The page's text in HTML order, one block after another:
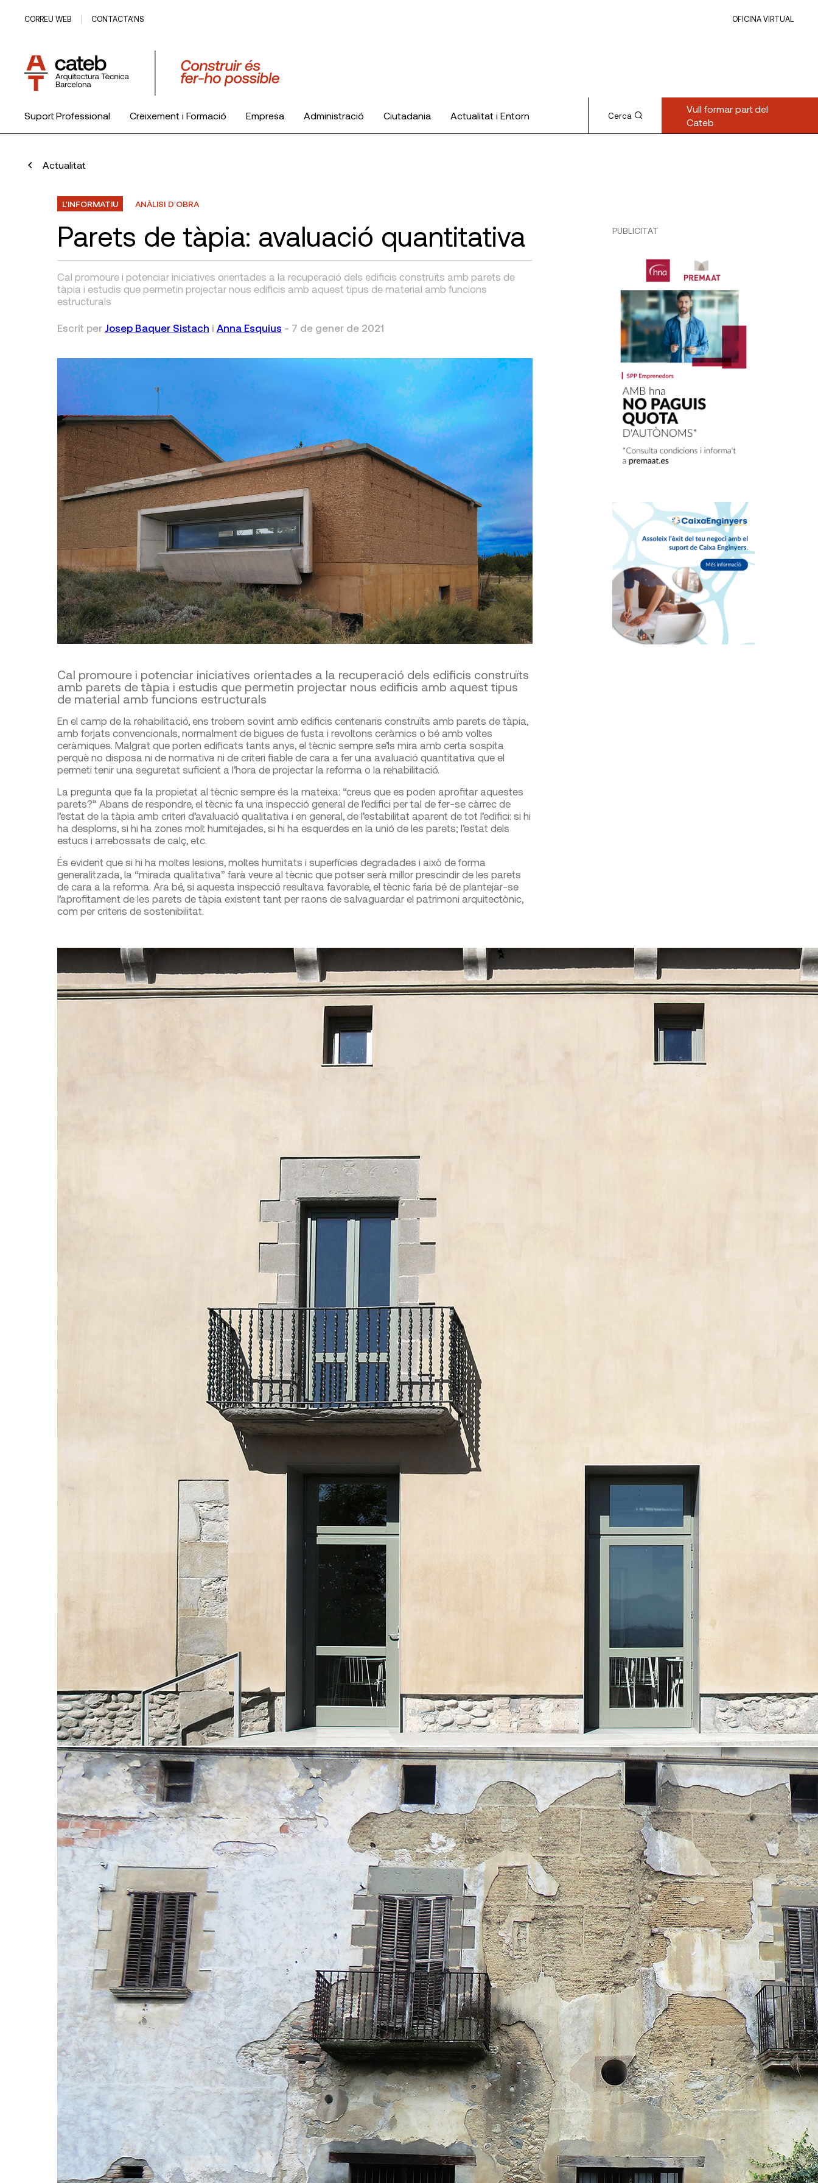
CORREU WEB CONTACTA’NS OFICINA VIRTUAL
Suport Professional Creixement i Formació Empresa Administració Ciutadania Actualitat i Entorn Cerca
Vull formar part del
Cateb
Actualitat
L'INFORMATIU ANÀLISI D'OBRA
Parets de tàpia: avaluació quantitativa
Cal promoure i potenciar iniciatives orientades a la recuperació dels edificis construïts amb parets de
tàpia i estudis que permetin projectar nous edificis amb aquest tipus de material amb funcions
estructurals
Escrit per Josep Baquer Sistach i Anna Esquius - 7 de gener de 2021
Cal promoure i potenciar iniciatives orientades a la recuperació dels edificis construïts
amb parets de tàpia i estudis que permetin projectar nous edificis amb aquest tipus
de material amb funcions estructurals
En el camp de la rehabilitació, ens trobem sovint amb edificis centenaris construïts amb parets de tàpia,
amb forjats convencionals, normalment de bigues de fusta i revoltons ceràmics o bé amb voltes
ceràmiques. Malgrat que porten edificats tants anys, el tècnic sempre se’ls mira amb certa sospita
perquè no disposa ni de normativa ni de criteri fiable de cara a fer una avaluació quantitativa que el
permeti tenir una seguretat suficient a l’hora de projectar la reforma o la rehabilitació.
La pregunta que fa la propietat al tècnic sempre és la mateixa: “creus que es poden aprofitar aquestes
parets?” Abans de respondre, el tècnic fa una inspecció general de l’edifici per tal de fer-se càrrec de
l’estat de la tàpia amb criteri d’avaluació qualitativa i en general, de l’estabilitat aparent de tot l’edifici: si hi
ha desploms, si hi ha zones molt humitejades, si hi ha esquerdes en la unió de les parets; l’estat dels
estucs i arrebossats de calç, etc.
És evident que si hi ha moltes lesions, moltes humitats i superfícies degradades i això de forma
generalitzada, la “mirada qualitativa” farà veure al tècnic que potser serà millor prescindir de les parets
de cara a la reforma. Ara bé, si aquesta inspecció resultava favorable, el tècnic faria bé de plantejar-se
l’aprofitament de les parets de tàpia existent tant per raons de salvaguardar el patrimoni arquitectònic,
com per criteris de sostenibilitat.
PUBLICITAT